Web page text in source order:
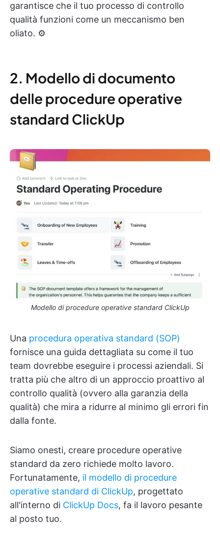
garantisce che il tuo processo di controllo
qualità funzioni come un meccanismo ben
oliato. ⚙️
2. Modello di documento
delle procedure operative
standard ClickUp
Modello di procedure operative standard ClickUp
Una procedura operativa standard (SOP)
fornisce una guida dettagliata su come il tuo
team dovrebbe eseguire i processi aziendali. Si
tratta più che altro di un approccio proattivo al
controllo qualità (ovvero alla garanzia della
qualità) che mira a ridurre al minimo gli errori fin
dalla fonte.
Siamo onesti, creare procedure operative
standard da zero richiede molto lavoro.
Fortunatamente, il modello di procedure
operative standard di ClickUp, progettato
all'interno di ClickUp Docs, fa il lavoro pesante
al posto tuo.